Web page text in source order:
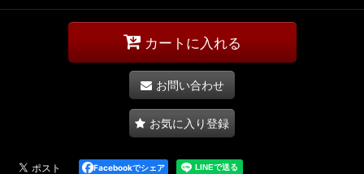
カートに入れる
お問い合わせ
お気に入り登録
Facebookでシェア